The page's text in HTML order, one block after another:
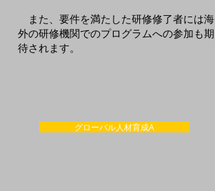
また、要件を満たした研修修了者には海
外の研修機関でのプログラムへの参加も期
待されます。
グローバル人材育成A